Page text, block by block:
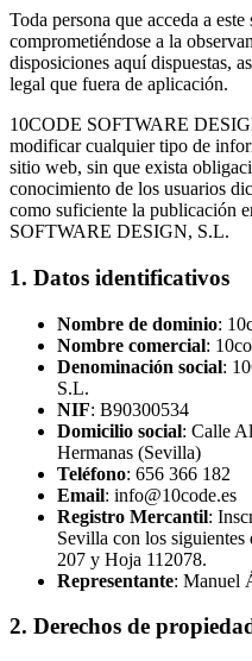
Toda persona que acceda a
comprometiéndose a la
disposiciones aquí dispuestas,
legal que fuera de aplicación.
10CODE SOFTWARE
modificar cualquier tipo de
sitio web, sin que exista
conocimiento de los usuarios
como suficiente la publicación
SOFTWARE DESIGN, S.L.
1. Datos identificativos
Nombre de dominio:
Nombre comercial:
Denominación social:
S.L.
NIF: B90300534
Domicilio social: Calle
Hermanas (Sevilla)
Teléfono: 656 366 182
Email: info@10code.es
Registro Mercantil:
Sevilla con los
207 y Hoja 112078.
Representante: Manuel
2. Derechos de